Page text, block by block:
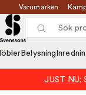
Varumärken
Belysning
JUST NU: